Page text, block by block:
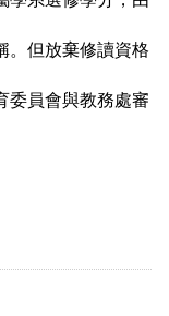
。但放棄修讀資格
委員會與教務處審